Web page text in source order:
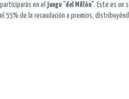
en el juego "del Millón". Este es un
el 55% de la recaudación a premios,